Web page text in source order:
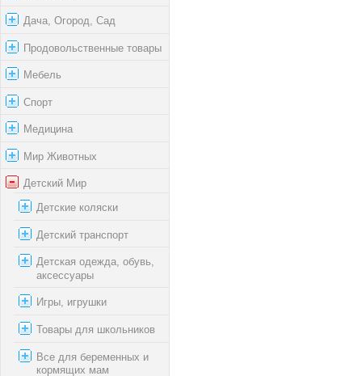
Дача, Огород, Сад
Продовольственные товары
Мебель
Спорт
Медицина
Мир Животных
Детский Мир
Детские коляски
Детский транспорт
Детская одежда, обувь,
аксессуары
Игры, игрушки
Товары для школьников
Все для беременных и
кормящих мам